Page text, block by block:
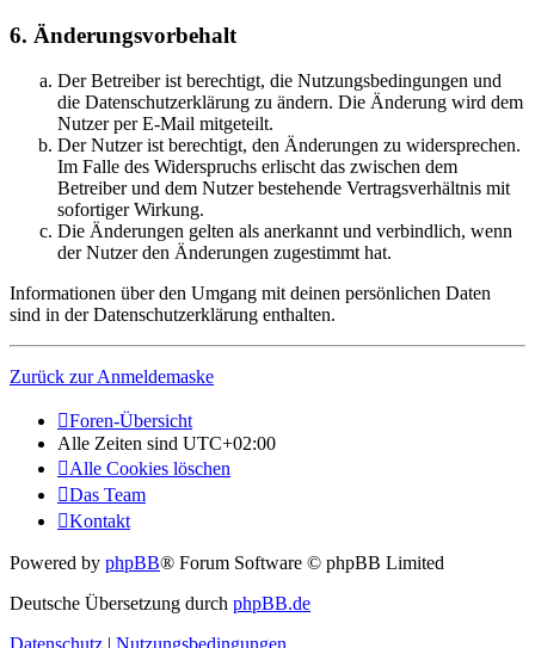
6. Änderungsvorbehalt
Der Betreiber ist berechtigt, die Nutzungsbedingungen und
die Datenschutzerklärung zu ändern. Die Änderung wird dem
Nutzer per E-Mail mitgeteilt.
Der Nutzer ist berechtigt, den Änderungen zu widersprechen.
Im Falle des Widerspruchs erlischt das zwischen dem
Betreiber und dem Nutzer bestehende Vertragsverhältnis mit
sofortiger Wirkung.
Die Änderungen gelten als anerkannt und verbindlich, wenn
der Nutzer den Änderungen zugestimmt hat.
Informationen über den Umgang mit deinen persönlichen Daten
sind in der Datenschutzerklärung enthalten.
Zurück zur Anmeldemaske
Foren-Übersicht
Alle Zeiten sind UTC+02:00
Alle Cookies löschen
Das Team
Kontakt
Powered by phpBB® Forum Software © phpBB Limited
Deutsche Übersetzung durch phpBB.de